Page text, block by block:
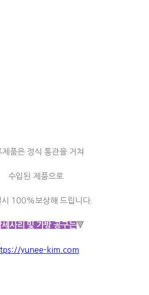
제품은 정식 통관을 거쳐
수입된 제품으로
시 100%보상해 드립니다.
세사리 및 가방 공구는🔻
yunee-kim.com